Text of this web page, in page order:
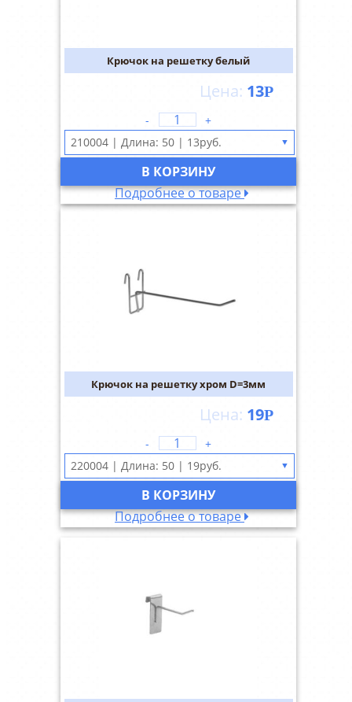
Крючок на решетку белый
13Р
- +
В КОРЗИНУ
▼
Подробнее о товаре
Крючок на решетку хром D=3мм
19Р
- +
В КОРЗИНУ
▼
Подробнее о товаре